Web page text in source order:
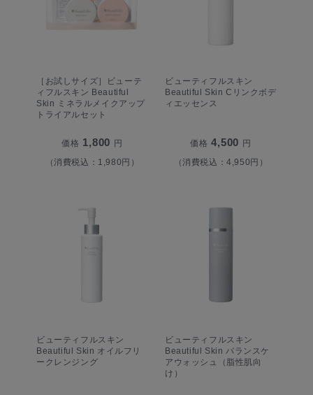
［お試しサイズ］ビューテ
ィフルスキン Beautiful
Skin ミネラルメイクアップ
トライアルセット
価格 1,800 円
（消費税込：1,980円）
ビューティフルスキン
Beautiful Skin Cリンクボデ
ィエッセンス
価格 4,500 円
（消費税込：4,950円）
ビューティフルスキン
Beautiful Skin オイルフリ
ークレンジング
ビューティフルスキン
Beautiful Skin バランスケ
アウォッシュ（脂性肌向
け）